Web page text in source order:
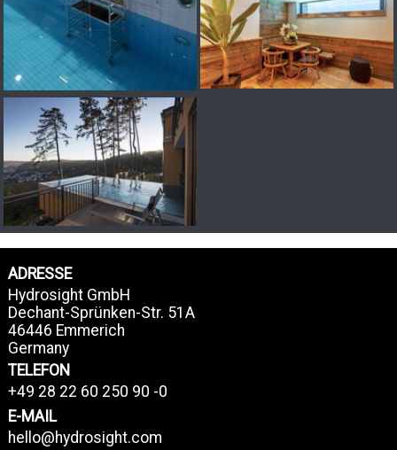
ADRESSE
Hydrosight GmbH
Dechant-Sprünken-Str. 51A
46446 Emmerich
Germany
TELEFON
+49 28 22 60 250 90 -0
E-MAIL
hello@hydrosight.com